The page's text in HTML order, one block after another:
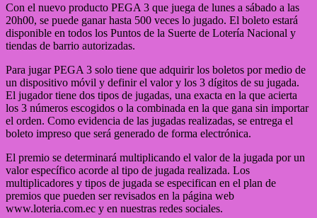
Con el nuevo producto PEGA 3 que juega de lunes a sábado a las
20h00, se puede ganar hasta 500 veces lo jugado. El boleto estará
disponible en todos los Puntos de la Suerte de Lotería Nacional y
tiendas de barrio autorizadas.
Para jugar PEGA 3 solo tiene que adquirir los boletos por medio de
un dispositivo móvil y definir el valor y los 3 dígitos de su jugada.
El jugador tiene dos tipos de jugadas, una exacta en la que acierta
los 3 números escogidos o la combinada en la que gana sin importar
el orden. Como evidencia de las jugadas realizadas, se entrega el
boleto impreso que será generado de forma electrónica.
El premio se determinará multiplicando el valor de la jugada por un
valor específico acorde al tipo de jugada realizada. Los
multiplicadores y tipos de jugada se especifican en el plan de
premios que pueden ser revisados en la página web
www.loteria.com.ec y en nuestras redes sociales.